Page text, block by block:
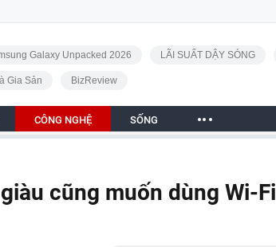
Galaxy Unpacked 2026 LÃI SUẤT DẬY SÓNG
Gia Sản BizReview
CÔNG NGHỆ SỐNG
cũng muốn dùng Wi-Fi